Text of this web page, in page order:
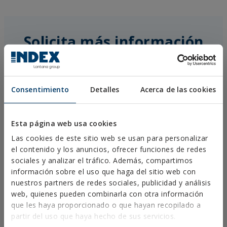
Consentimiento Detalles Acerca de las cookies
Esta página web usa cookies
Las cookies de este sitio web se usan para personalizar
el contenido y los anuncios, ofrecer funciones de redes
sociales y analizar el tráfico. Además, compartimos
información sobre el uso que haga del sitio web con
nuestros partners de redes sociales, publicidad y análisis
web, quienes pueden combinarla con otra información
que les haya proporcionado o que hayan recopilado a
partir del uso que haya hecho de sus servicios.
Solicita más información